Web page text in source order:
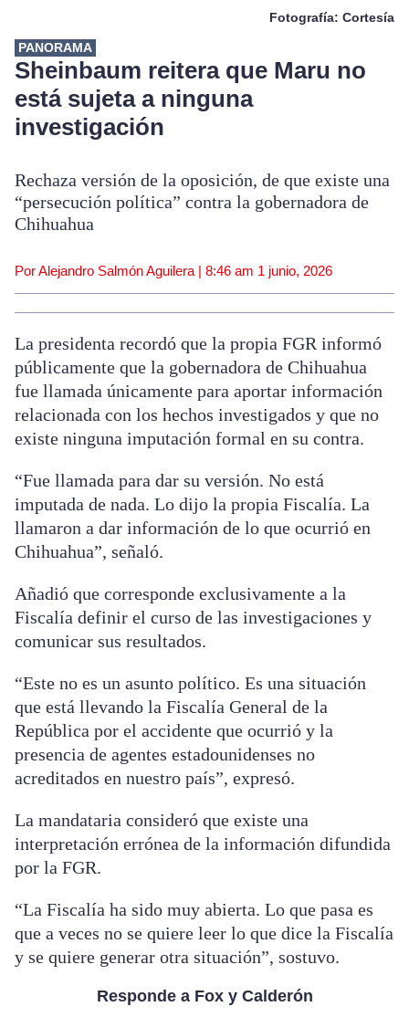
Fotografía: Cortesía
PANORAMA
Sheinbaum reitera que Maru no
está sujeta a ninguna
investigación
Rechaza versión de la oposición, de que existe una
“persecución política” contra la gobernadora de
Chihuahua
Por Alejandro Salmón Aguilera | 8:46 am 1 junio, 2026
La presidenta recordó que la propia FGR informó
públicamente que la gobernadora de Chihuahua
fue llamada únicamente para aportar información
relacionada con los hechos investigados y que no
existe ninguna imputación formal en su contra.
“Fue llamada para dar su versión. No está
imputada de nada. Lo dijo la propia Fiscalía. La
llamaron a dar información de lo que ocurrió en
Chihuahua”, señaló.
Añadió que corresponde exclusivamente a la
Fiscalía definir el curso de las investigaciones y
comunicar sus resultados.
“Este no es un asunto político. Es una situación
que está llevando la Fiscalía General de la
República por el accidente que ocurrió y la
presencia de agentes estadounidenses no
acreditados en nuestro país”, expresó.
La mandataria consideró que existe una
interpretación errónea de la información difundida
por la FGR.
“La Fiscalía ha sido muy abierta. Lo que pasa es
que a veces no se quiere leer lo que dice la Fiscalía
y se quiere generar otra situación”, sostuvo.
Responde a Fox y Calderón